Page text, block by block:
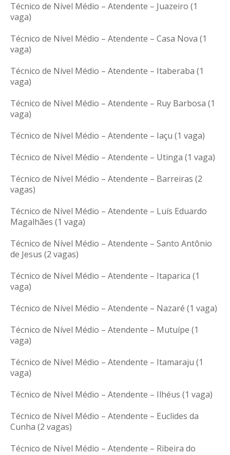
Técnico de Nível Médio – Atendente – Juazeiro (1
vaga)
Técnico de Nível Médio – Atendente – Casa Nova (1
vaga)
Técnico de Nível Médio – Atendente – Itaberaba (1
vaga)
Técnico de Nível Médio – Atendente – Ruy Barbosa (1
vaga)
Técnico de Nível Médio – Atendente – Iaçu (1 vaga)
Técnico de Nível Médio – Atendente – Utinga (1 vaga)
Técnico de Nível Médio – Atendente – Barreiras (2
vagas)
Técnico de Nível Médio – Atendente – Luís Eduardo
Magalhães (1 vaga)
Técnico de Nível Médio – Atendente – Santo Antônio
de Jesus (2 vagas)
Técnico de Nível Médio – Atendente – Itaparica (1
vaga)
Técnico de Nível Médio – Atendente – Nazaré (1 vaga)
Técnico de Nível Médio – Atendente – Mutuípe (1
vaga)
Técnico de Nível Médio – Atendente – Itamaraju (1
vaga)
Técnico de Nível Médio – Atendente – Ilhéus (1 vaga)
Técnico de Nível Médio – Atendente – Euclides da
Cunha (2 vagas)
Técnico de Nível Médio – Atendente – Ribeira do